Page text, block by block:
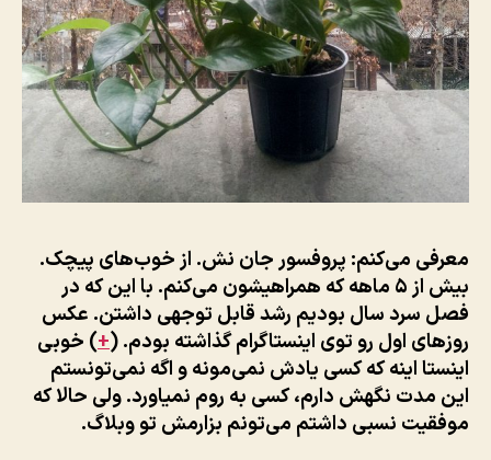
معرفی می‌کنم: پروفسور جان نش. از خوب‌های پیچک.
بیش از ۵ ماهه که همراهیشون می‌کنم. با این که در
فصل سرد سال بودیم رشد قابل توجهی داشتن. عکس
روزهای اول رو توی اینستاگرام گذاشته بودم. (+) خوبی
اینستا اینه که کسی یادش نمی‌مونه و اگه نمی‌تونستم
این مدت نگهش دارم، کسی به روم نمیاورد. ولی حالا که
موفقیت نسبی داشتم می‌تونم بزارمش تو وبلاگ.